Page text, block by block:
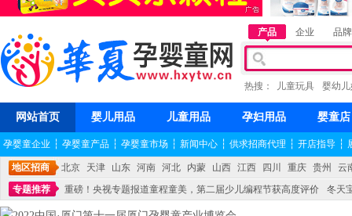
产品 企业 品牌
热搜： 儿童玩具 婴幼
网站首页 婴儿用品 儿童用品 孕妇用品 婴童店
孕婴童企业 ┆ 孕婴童产品 ┆ 孕婴童市场 ┆ 新闻中心 ┆ 供求招商代理 ┆ 开店指导 ┆
地区招商 北京 天津 山东 河南 河北 内蒙 山西 江西 四川 重庆 贵州
云
专题推荐
重磅！央视专题报道童程童美，第二届少儿编程节获高度评价
冬天
不能再单纯地销售产品,而要向增强服务转型,毕竟母婴产品比较特殊。”